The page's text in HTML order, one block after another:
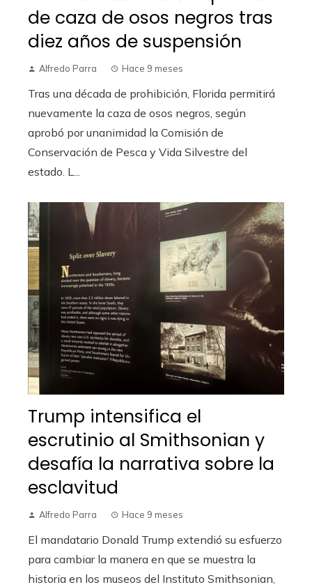
de caza de osos negros tras
diez años de suspensión
Alfredo Parra Hace 9 meses
Tras una década de prohibición, Florida permitirá
nuevamente la caza de osos negros, según
aprobó por unanimidad la Comisión de
Conservación de Pesca y Vida Silvestre del
estado. L...
Trump intensifica el
escrutinio al Smithsonian y
desafía la narrativa sobre la
esclavitud
Alfredo Parra Hace 9 meses
El mandatario Donald Trump extendió su esfuerzo
para cambiar la manera en que se muestra la
historia en los museos del Instituto Smithsonian,